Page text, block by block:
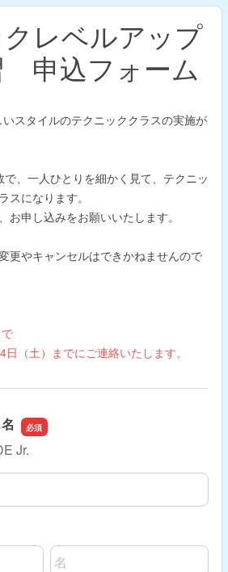
レベルアップ
申込フォーム
スタイルのテクニッククラスの実施が
、一人ひとりを細かく見て、テクニッ
スになります。
お申し込みをお願いいたします。
更やキャンセルはできかねませんので
（土）までにご連絡いたします。
Jr.
名前の名